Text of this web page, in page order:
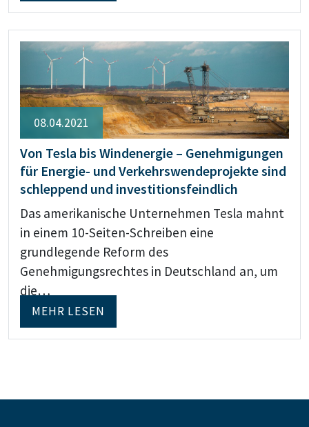
08.04.2021
Von Tesla bis Windenergie – Genehmigungen
für Energie- und Verkehrswendeprojekte sind
schleppend und investitionsfeindlich
Das amerikanische Unternehmen Tesla mahnt
in einem 10-Seiten-Schreiben eine
grundlegende Reform des
Genehmigungsrechtes in Deutschland an, um
die…
MEHR LESEN